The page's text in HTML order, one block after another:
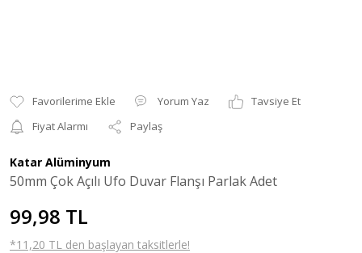
Yorum Yaz
Tavsiye Et
Fiyat Alarmı
Paylaş
Katar Alüminyum
50mm Çok Açılı Ufo Duvar Flanşı Parlak Adet
99,98 TL
*11,20 TL den başlayan taksitlerle!